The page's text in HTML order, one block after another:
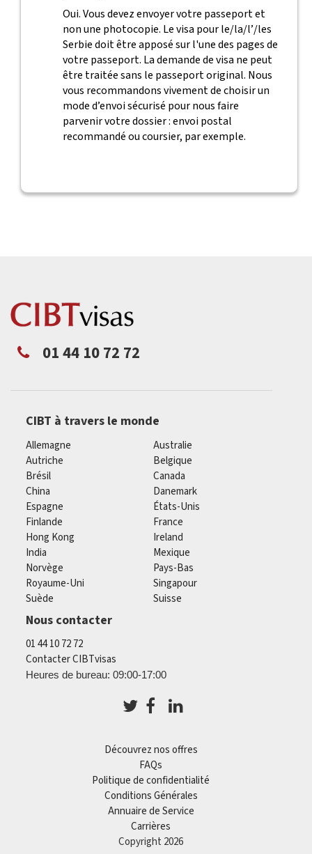
Oui. Vous devez envoyer votre passeport et
non une photocopie. Le visa pour le/la/l’/les
Serbie doit être apposé sur l'une des pages de
votre passeport. La demande de visa ne peut
être traitée sans le passeport original. Nous
vous recommandons vivement de choisir un
mode d’envoi sécurisé pour nous faire
parvenir votre dossier : envoi postal
recommandé ou coursier, par exemple.
01 44 10 72 72
CIBT à travers le monde
Allemagne
Australie
Autriche
Belgique
Brésil
Canada
China
Danemark
Espagne
États-Unis
Finlande
France
Hong Kong
Ireland
India
Mexique
Norvège
Pays-Bas
Royaume-Uni
Singapour
Suède
Suisse
Nous contacter
01 44 10 72 72
Contacter CIBTvisas
Heures de bureau: 09:00-17:00
Découvrez nos offres
FAQs
Politique de confidentialité
Conditions Générales
Annuaire de Service
Carrières
Copyright 2026